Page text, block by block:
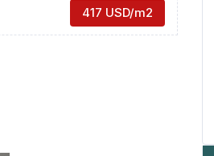
417 USD/m2